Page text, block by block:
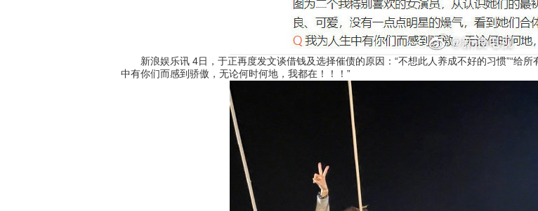
新浪娱乐讯 4日，于正再度发文谈借钱及选择催债的原因：“不想此人养成不好的习惯”“给所
中有你们而感到骄傲，无论何时何地，我都在！！！”